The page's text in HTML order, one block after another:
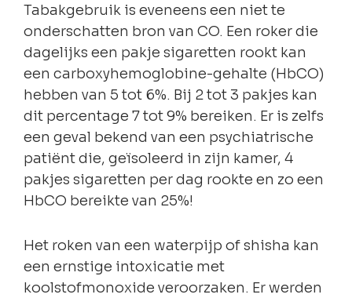
Tabakgebruik is eveneens een niet te
onderschatten bron van CO. Een roker die
dagelijks een pakje sigaretten rookt kan
een carboxyhemoglobine-gehalte (HbCO)
hebben van 5 tot 6%. Bij 2 tot 3 pakjes kan
dit percentage 7 tot 9% bereiken. Er is zelfs
een geval bekend van een psychiatrische
patiënt die, geïsoleerd in zijn kamer, 4
pakjes sigaretten per dag rookte en zo een
HbCO bereikte van 25%!
Het roken van een waterpijp of shisha kan
een ernstige intoxicatie met
koolstofmonoxide veroorzaken. Er werden